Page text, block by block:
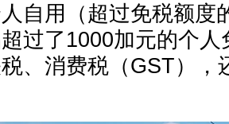
自用（超过免税额度
过了1000加元的个
、消费税（GST），